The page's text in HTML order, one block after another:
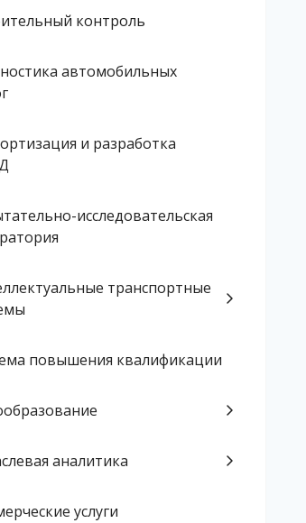
контроль
автомобильных
и разработка
исследовательская
транспортные
повышения квалификации
аналитика
услуги